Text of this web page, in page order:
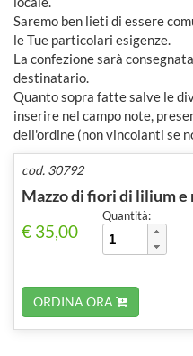
Saremo ben lieti di essere
le Tue particolari esigenze.
La confezione sarà
destinatario.
Quanto sopra fatte salve le
inserire nel campo note,
dell'ordine (non vincolanti se
cod. 30792
Mazzo di fiori di lilium e
€ 35,00
Quantità:
ORDINA ORA